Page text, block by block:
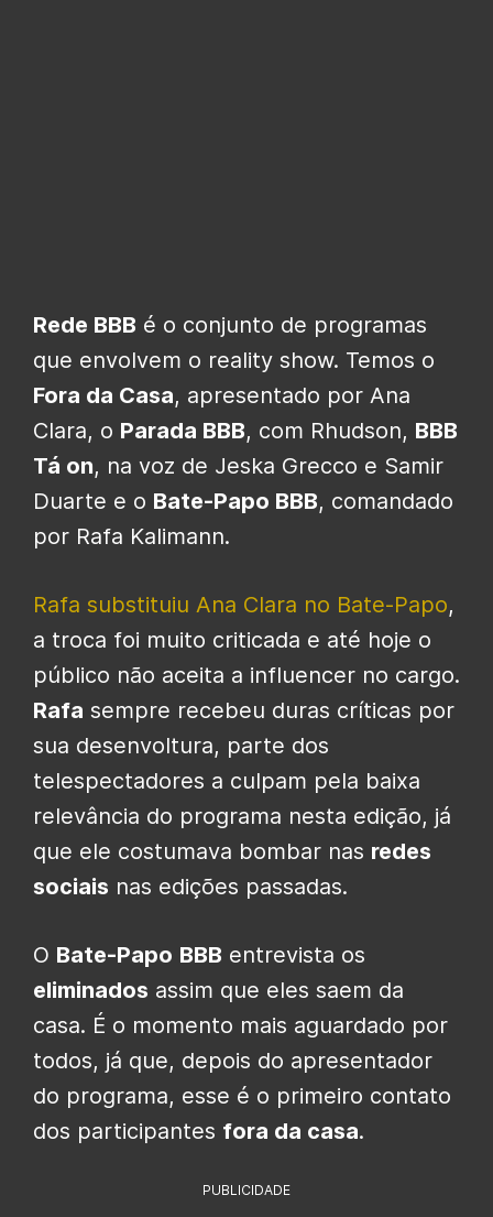
Rede BBB é o conjunto de programas
que envolvem o reality show. Temos o
Fora da Casa, apresentado por Ana
Clara, o Parada BBB, com Rhudson, BBB
Tá on, na voz de Jeska Grecco e Samir
Duarte e o Bate-Papo BBB, comandado
por Rafa Kalimann.
Rafa substituiu Ana Clara no Bate-Papo,
a troca foi muito criticada e até hoje o
público não aceita a influencer no cargo.
Rafa sempre recebeu duras críticas por
sua desenvoltura, parte dos
telespectadores a culpam pela baixa
relevância do programa nesta edição, já
que ele costumava bombar nas redes
sociais nas edições passadas.
O Bate-Papo BBB entrevista os
eliminados assim que eles saem da
casa. É o momento mais aguardado por
todos, já que, depois do apresentador
do programa, esse é o primeiro contato
dos participantes fora da casa.
PUBLICIDADE